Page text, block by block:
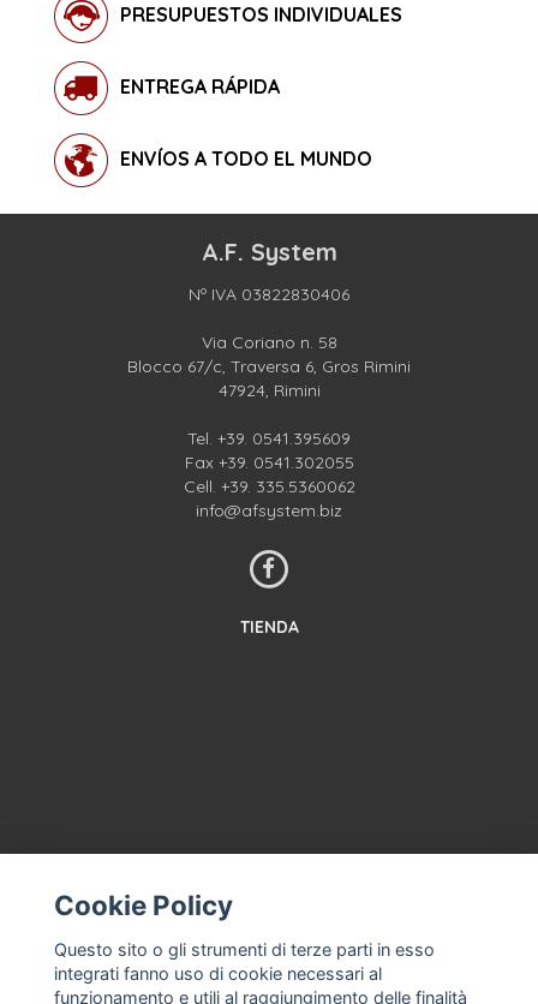
PRESUPUESTOS INDIVIDUALES
ENTREGA RÁPIDA
ENVÍOS A TODO EL MUNDO
A.F. System
Nº IVA 03822830406
Via Coriano n. 58
Blocco 67/c, Traversa 6, Gros Rimini
47924, Rimini
Tel. +39. 0541.395609
Fax +39. 0541.302055
Cell. +39. 335.5360062
info@afsystem.biz
TIENDA
TÉRMINOS Y CONDICIONES
SOBRE NOSOTROS
ASISTENCIA CON LA MÁQUINA DE HELADOS, HELADERÍA
Cookie Policy
Questo sito o gli strumenti di terze parti in esso
integrati fanno uso di cookie necessari al
funzionamento e utili al raggiungimento delle finalità